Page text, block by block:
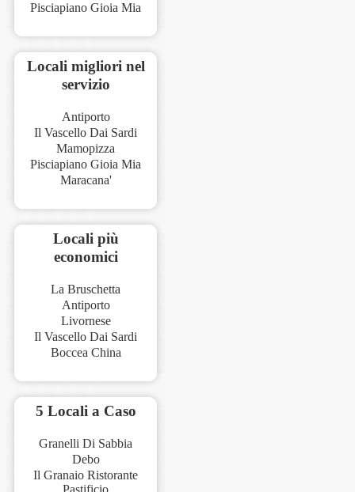
Pisciapiano Gioia Mia
Locali migliori nel
servizio
Antiporto
Il Vascello Dai Sardi
Mamopizza
Pisciapiano Gioia Mia
Maracana'
Locali più
economici
La Bruschetta
Antiporto
Livornese
Il Vascello Dai Sardi
Boccea China
5 Locali a Caso
Granelli Di Sabbia
Debo
Il Granaio Ristorante
Pastificio